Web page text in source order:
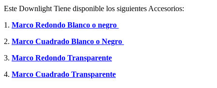
Este Downlight Tiene disponible los siguientes Accesorios:
1. Marco Redondo Blanco o negro
2. Marco Cuadrado Blanco o Negro
3. Marco Redondo Transparente
4. Marco Cuadrado Transparente